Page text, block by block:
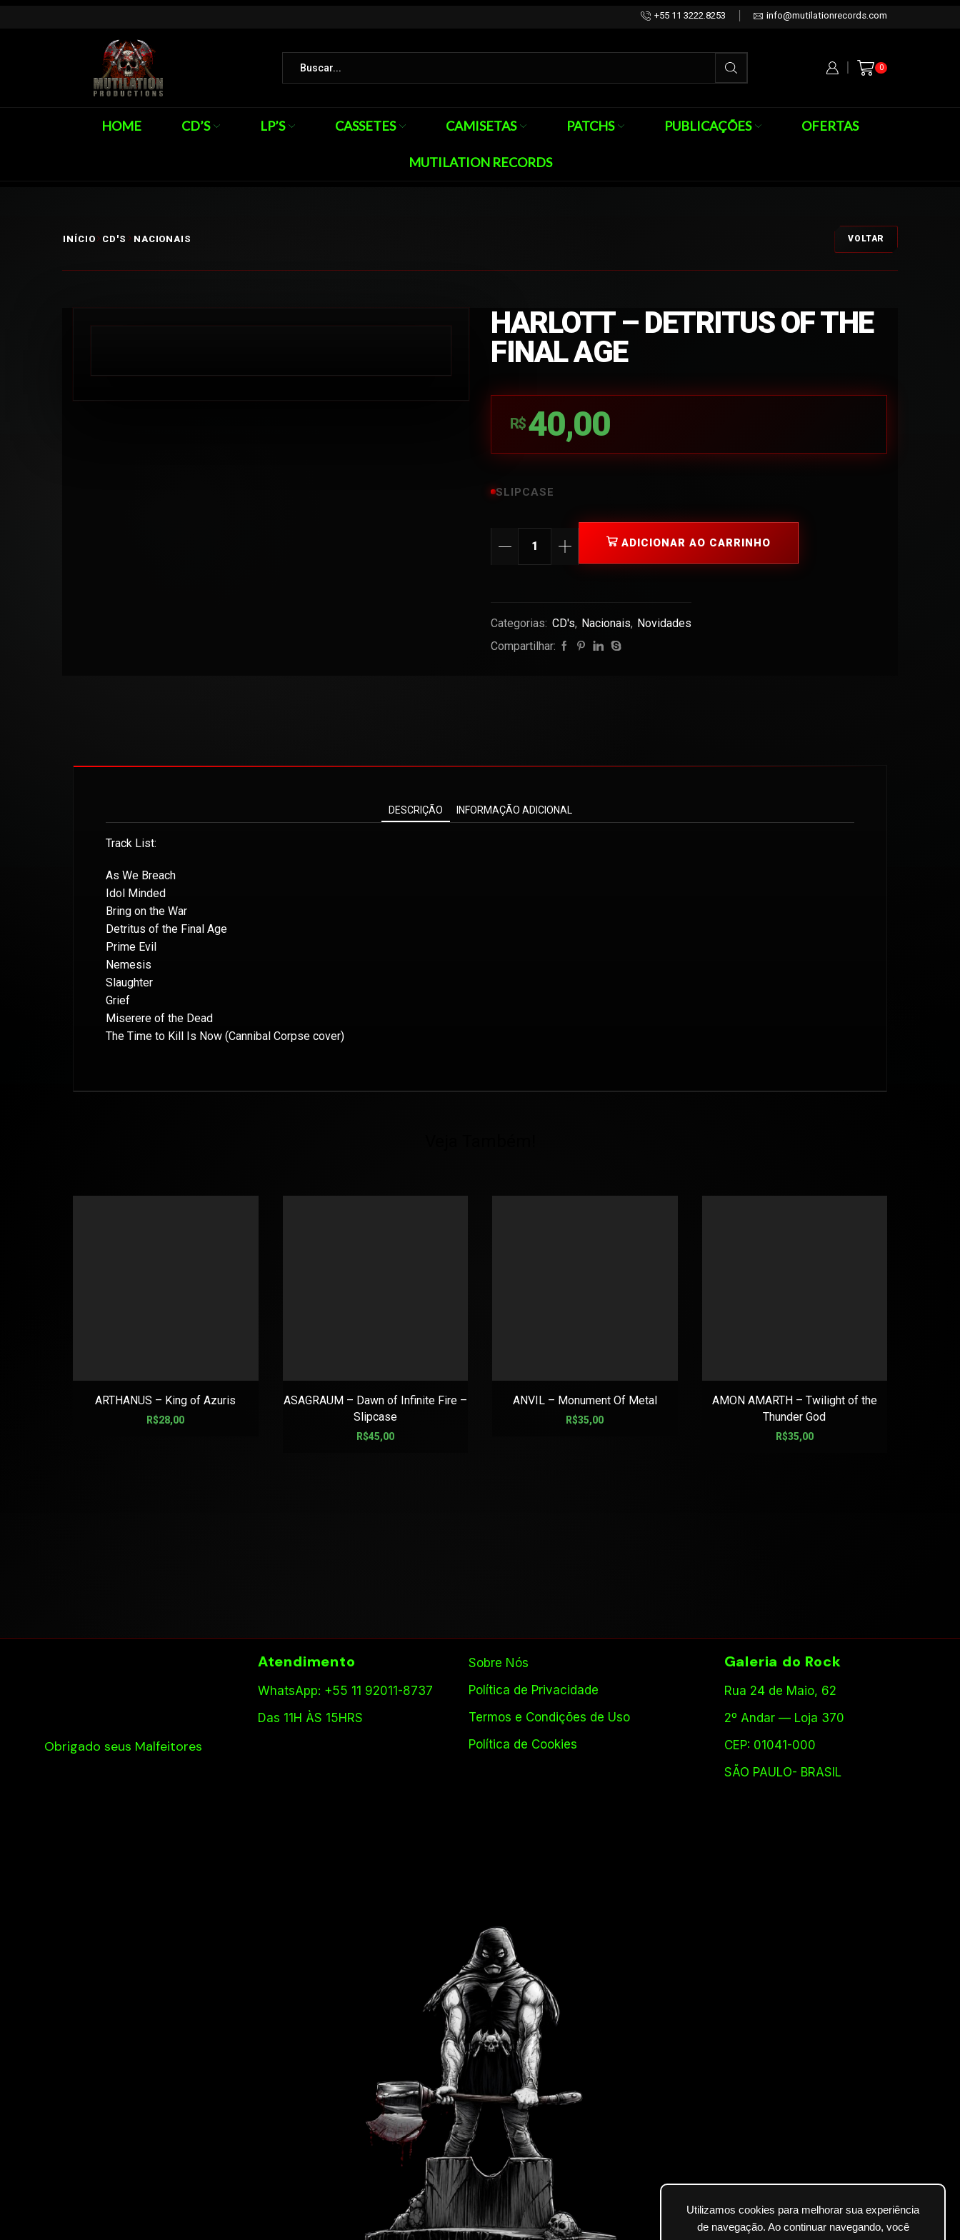
Utilizamos cookies para melhorar sua experiência
de navegação. Ao continuar navegando, você
+55 11 3222.8253 info@mutilationrecords.com
0
HOME CD’S LP’S CASSETES CAMISETAS PATCHS PUBLICAÇÕES OFERTAS
MUTILATION RECORDS
INÍCIO CD'S NACIONAIS VOLTAR
HARLOTT – DETRITUS OF THE
FINAL AGE
R$ 40,00
SLIPCASE
ADICIONAR AO CARRINHO
Categorias: CD's, Nacionais, Novidades
Compartilhar:
DESCRIÇÃO INFORMAÇÃO ADICIONAL
Track List:
As We Breach
Idol Minded
Bring on the War
Detritus of the Final Age
Prime Evil
Nemesis
Slaughter
Grief
Miserere of the Dead
The Time to Kill Is Now (Cannibal Corpse cover)
ARTHANUS – King of Azuris
R$28,00
ASAGRAUM – Dawn of Infinite Fire –
Slipcase
R$45,00
ANVIL – Monument Of Metal
R$35,00
AMON AMARTH – Twilight of the
Thunder God
R$35,00
Obrigado seus Malfeitores
Atendimento
WhatsApp: +55 11 92011-8737
Das 11H ÀS 15HRS
Sobre Nós
Política de Privacidade
Termos e Condições de Uso
Política de Cookies
Galeria do Rock
Rua 24 de Maio, 62
2º Andar — Loja 370
CEP: 01041-000
SÃO PAULO- BRASIL